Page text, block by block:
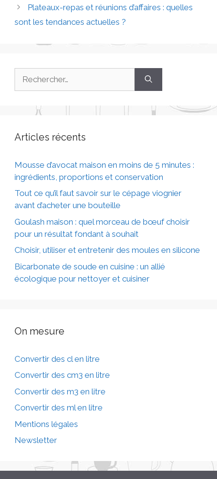
Plateaux-repas et réunions d’affaires : quelles
sont les tendances actuelles ?
Articles récents
Mousse d’avocat maison en moins de 5 minutes :
ingrédients, proportions et conservation
Tout ce qu’il faut savoir sur le cépage viognier
avant d’acheter une bouteille
Goulash maison : quel morceau de bœuf choisir
pour un résultat fondant à souhait
Choisir, utiliser et entretenir des moules en silicone
Bicarbonate de soude en cuisine : un allié
écologique pour nettoyer et cuisiner
On mesure
Convertir des cl en litre
Convertir des cm3 en litre
Convertir des m3 en litre
Convertir des ml en litre
Mentions légales
Newsletter